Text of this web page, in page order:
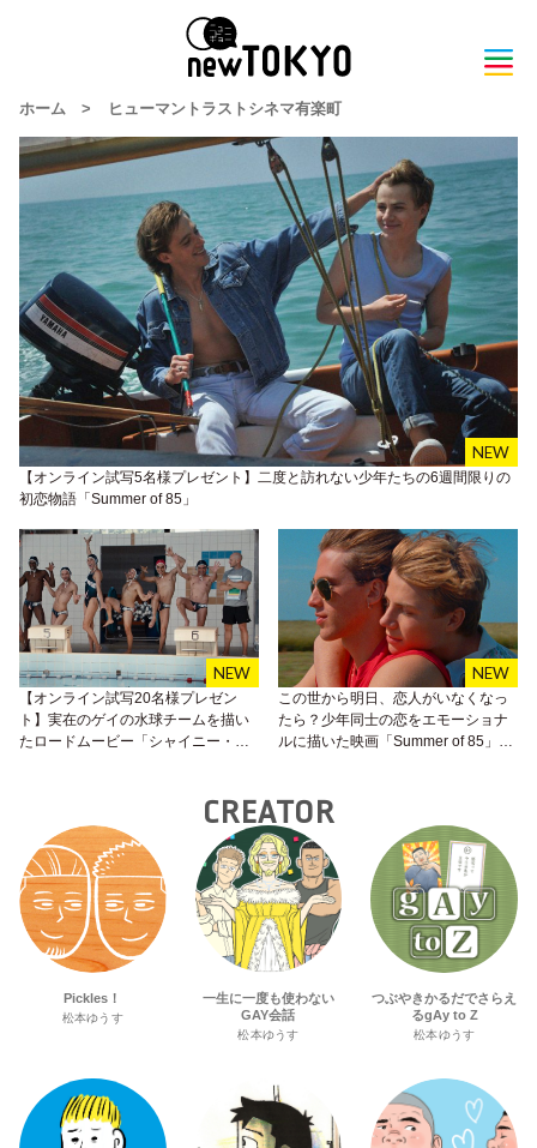
ホーム > ヒューマントラストシネマ有楽町
【オンライン試写5名様プレゼント】二度と訪れない少年たちの6週間限りの
初恋物語「Summer of 85」
【オンライン試写20名様プレゼン
ト】実在のゲイの水球チームを描い
たロードムービー「シャイニー・シ
この世から明日、恋人がいなくなっ
たら？少年同士の恋をエモーショナ
ルに描いた映画「Summer of 85」が
CREATOR
Pickles！
松本ゆうす
一生に一度も使わない
GAY会話
松本ゆうす
つぶやきかるだでさらえ
るgAy to Z
松本ゆうす